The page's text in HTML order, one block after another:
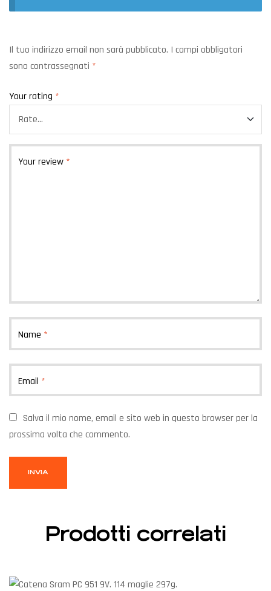
Il tuo indirizzo email non sarà pubblicato. I campi obbligatori
sono contrassegnati *
Your rating *
Your review *
Name *
Email *
Salva il mio nome, email e sito web in questo browser per la
prossima volta che commento.
Prodotti correlati